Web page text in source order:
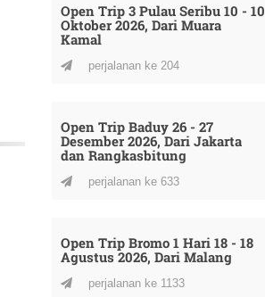
Open Trip 3 Pulau Seribu 10 - 10
Oktober 2026, Dari Muara
Kamal
perjalanan ke 204
Open Trip Baduy 26 - 27
Desember 2026, Dari Jakarta
dan Rangkasbitung
perjalanan ke 633
Open Trip Bromo 1 Hari 18 - 18
Agustus 2026, Dari Malang
perjalanan ke 1133